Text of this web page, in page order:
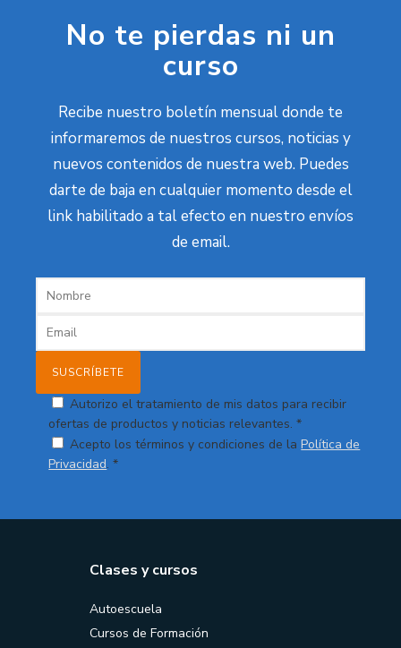
No te pierdas ni un
curso
Recibe nuestro boletín mensual donde te
informaremos de nuestros cursos, noticias y
nuevos contenidos de nuestra web. Puedes
darte de baja en cualquier momento desde el
link habilitado a tal efecto en nuestro envíos
de email.
Autorizo el tratamiento de mis datos para recibir
ofertas de productos y noticias relevantes. *
Acepto los términos y condiciones de laPolítica de
Privacidad. *
Clases y cursos
Autoescuela
Cursos de Formación